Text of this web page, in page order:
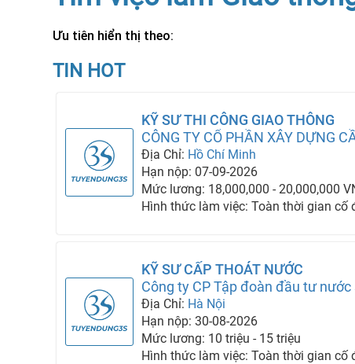
Ưu tiên hiển thị theo:
TIN HOT
KỸ SƯ THI CÔNG GIAO THÔNG
CÔNG TY CỔ PHẦN XÂY DỰNG
Địa Chỉ: Hồ Chí Minh
Hạn nộp: 07-09-2026
Mức lương: 18,000,000 - 20,000,000
Hình thức làm việc: Toàn thời gian cố
KỸ SƯ CẤP THOÁT NƯỚC
Công ty CP Tập đoàn đầu tư
Hùng Thành
Địa Chỉ: Hà Nội
Hạn nộp: 30-08-2026
Mức lương: 10 triệu - 15 triệu
Hình thức làm việc: Toàn thời gian cố